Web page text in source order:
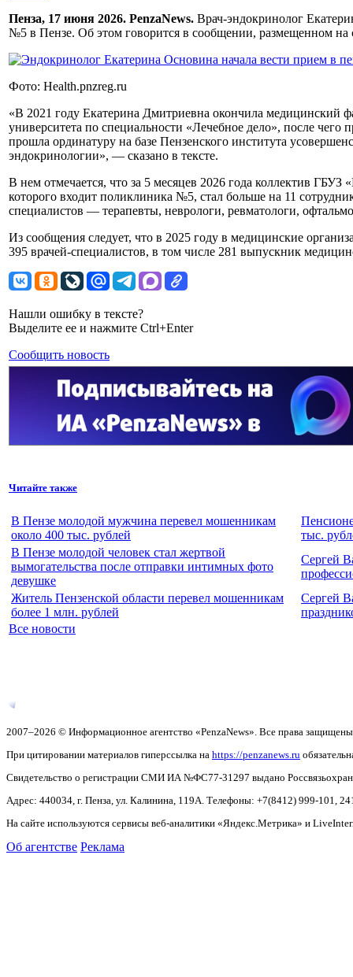
Пенза, 17 июня 2026. PenzaNews. Врач-эндокринолог
№5 в Пензе. Об этом говорится в сообщении, размещенном на
Фото: Health.pnzreg.ru
«В 2021 году Екатерина Дмитриевна окончила медицинский
университета по специальности «Лечебное дело», после
прошла ординатуру на базе Пензенского института
эндокринологии», — сказано в тексте.
В нем отмечается, что за 5 месяцев 2026 года коллектив ГБУЗ
которого входит поликлиника №5, стал больше на 11
специалистов — терапевты, неврологи, ревматологи,
Из сообщения следует, что в 2025 году в медицинские
395 врачей-специалистов, в том числе 281 выпускник
Нашли ошибку в тексте?
Выделите ее и нажмите Ctrl+Enter
Сообщить новость
Читайте также
В Пензе молодой мужчина перевел мошенникам
около 400 тыс. рублей
тыс.
В Пензе молодой человек стал жертвой
вымогательства после отправки интимных фото
девушке
Сергей
Житель Пензенской области перевел мошенникам
более 1 млн. рублей
Сергей
Все новости
2007–2026 © Информационное агентство «PenzaNews». Все права
При цитировании материалов гиперссылка на https://penzanews.ru
Свидетельство о регистрации СМИ ИА №ФС77-31297 выдано
Адрес: 440034, г. Пенза, ул. Калинина, 119А. Телефоны: +7(8412) 999-101,
На сайте используются сервисы веб-аналитики «Яндекс.Метрика» и
Об агентстве Реклама